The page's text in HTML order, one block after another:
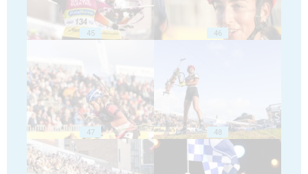
45 46
47 48